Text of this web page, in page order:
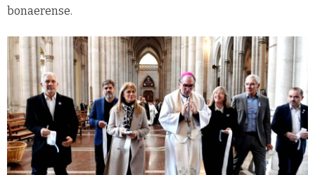
bonaerense.